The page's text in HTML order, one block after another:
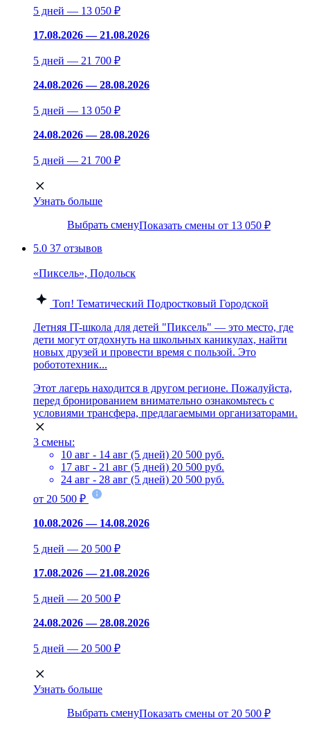
5 дней — 13 050 ₽
17.08.2026 — 21.08.2026
5 дней — 21 700 ₽
24.08.2026 — 28.08.2026
5 дней — 13 050 ₽
24.08.2026 — 28.08.2026
5 дней — 21 700 ₽
Узнать больше
Выбрать сменуПоказать смены от 13 050 ₽
5.0 37 отзывов
«Пиксель», Подольск
Топ! Тематический Подростковый Городской
Летняя IT-школа для детей "Пиксель" — это место, где
дети могут отдохнуть на школьных каникулах, найти
новых друзей и провести время с пользой. Это
робототехник...
Этот лагерь находится в другом регионе. Пожалуйста,
перед бронированием внимательно ознакомьтесь с
условиями трансфера, предлагаемыми организаторами.
3 смены:
10 авг - 14 авг (5 дней) 20 500 руб.
17 авг - 21 авг (5 дней) 20 500 руб.
24 авг - 28 авг (5 дней) 20 500 руб.
от 20 500 ₽
10.08.2026 — 14.08.2026
5 дней — 20 500 ₽
17.08.2026 — 21.08.2026
5 дней — 20 500 ₽
24.08.2026 — 28.08.2026
5 дней — 20 500 ₽
Узнать больше
Выбрать сменуПоказать смены от 20 500 ₽